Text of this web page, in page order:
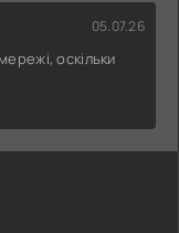
05.07.26
оскільки